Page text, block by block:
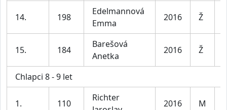
14. 198
Edelmannová
Emma
2016 Ž
15. 184
Barešová
Anetka
2016 Ž
Chlapci 8 - 9 let
1. 110
Richter
2016 M